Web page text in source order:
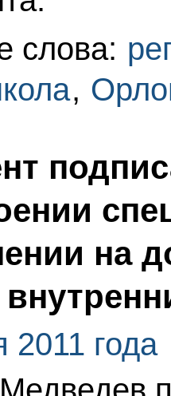
слова:
,
на
2011 года